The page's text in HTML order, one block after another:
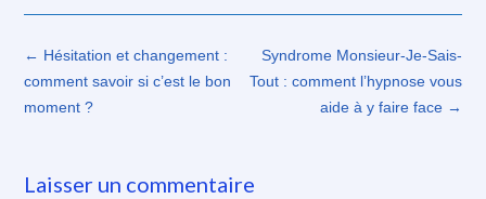
Post
navigation
Syndrome Monsieur-Je-Sais-
Tout : comment l’hypnose vous
aide à y faire face →
← Hésitation et changement :
comment savoir si c’est le bon
moment ?
Laisser un commentaire